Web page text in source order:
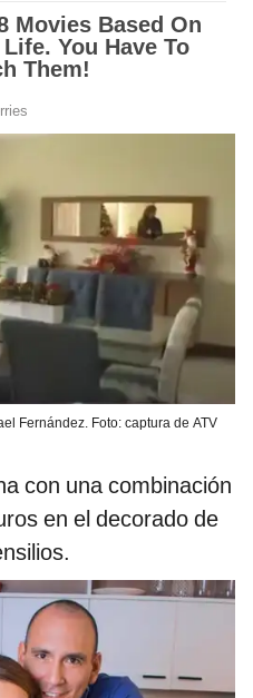
Fernández. Foto: captura de ATV
con una combinación
en el decorado de